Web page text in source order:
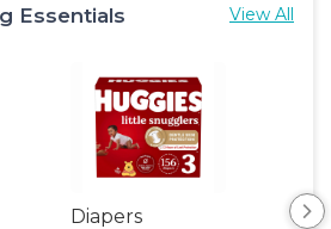
Essentials View All
Diapers